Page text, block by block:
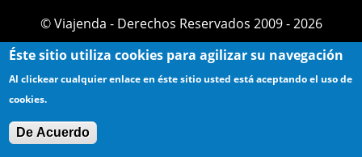
© Viajenda - Derechos Reservados 2009 - 2026
Éste sitio utiliza cookies para agilizar su navegación
Al clickear cualquier enlace en éste sitio usted está aceptando el uso de
cookies.
De Acuerdo